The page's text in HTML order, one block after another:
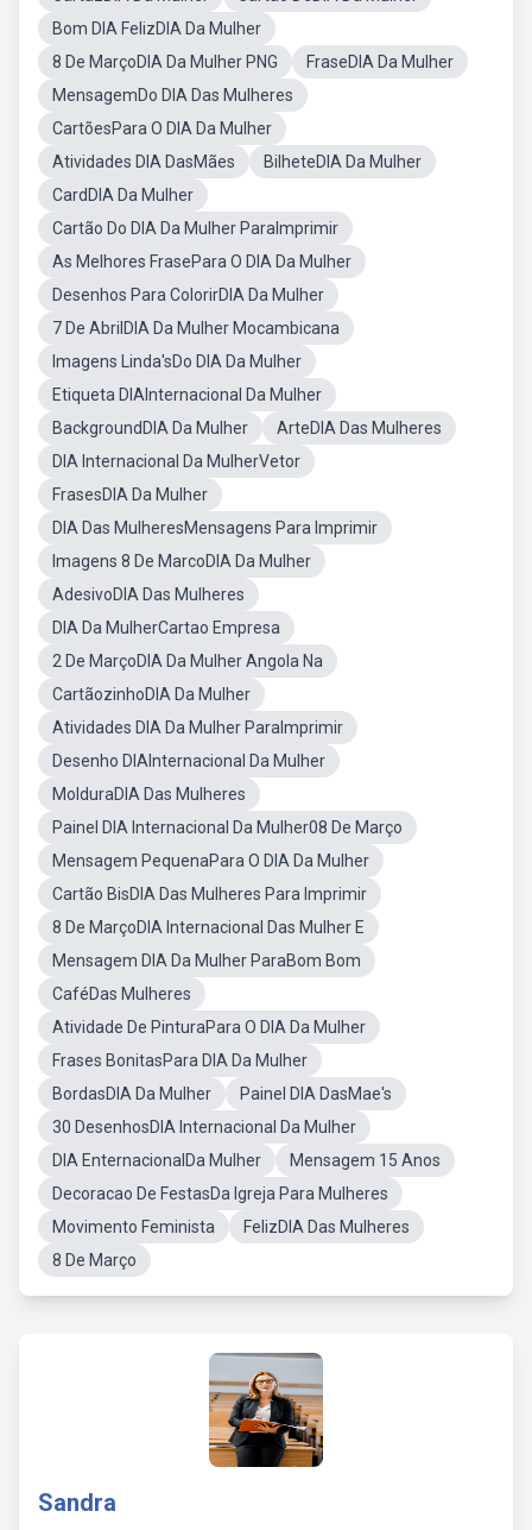
Bom DIA FelizDIA Da Mulher
8 De MarçoDIA Da Mulher PNG
FraseDIA Da Mulher
MensagemDo DIA Das Mulheres
CartõesPara O DIA Da Mulher
Atividades DIA DasMães
BilheteDIA Da Mulher
CardDIA Da Mulher
Cartão Do DIA Da Mulher ParaImprimir
As Melhores FrasePara O DIA Da Mulher
Desenhos Para ColorirDIA Da Mulher
7 De AbrilDIA Da Mulher Mocambicana
Imagens Linda'sDo DIA Da Mulher
Etiqueta DIAInternacional Da Mulher
BackgroundDIA Da Mulher
ArteDIA Das Mulheres
DIA Internacional Da MulherVetor
FrasesDIA Da Mulher
DIA Das MulheresMensagens Para Imprimir
Imagens 8 De MarcoDIA Da Mulher
AdesivoDIA Das Mulheres
DIA Da MulherCartao Empresa
2 De MarçoDIA Da Mulher Angola Na
CartãozinhoDIA Da Mulher
Atividades DIA Da Mulher ParaImprimir
Desenho DIAInternacional Da Mulher
MolduraDIA Das Mulheres
Painel DIA Internacional Da Mulher08 De Março
Mensagem PequenaPara O DIA Da Mulher
Cartão BisDIA Das Mulheres Para Imprimir
8 De MarçoDIA Internacional Das Mulher E
Mensagem DIA Da Mulher ParaBom Bom
CaféDas Mulheres
Atividade De PinturaPara O DIA Da Mulher
Frases BonitasPara DIA Da Mulher
BordasDIA Da Mulher
Painel DIA DasMae's
30 DesenhosDIA Internacional Da Mulher
DIA EnternacionalDa Mulher
Mensagem 15 Anos
Decoracao De FestasDa Igreja Para Mulheres
Movimento Feminista
FelizDIA Das Mulheres
8 De Março
Sandra